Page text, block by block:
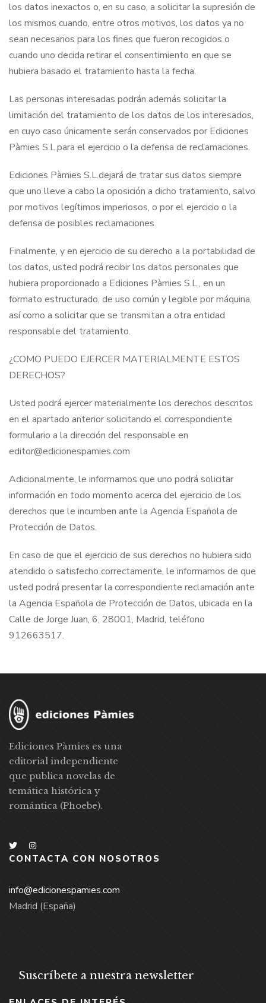
los datos inexactos o, en su caso, a solicitar la supresión de
los mismos cuando, entre otros motivos, los datos ya no
sean necesarios para los fines que fueron recogidos o
cuando uno decida retirar el consentimiento en que se
hubiera basado el tratamiento hasta la fecha.
Las personas interesadas podrán además solicitar la
limitación del tratamiento de los datos de los interesados,
en cuyo caso únicamente serán conservados por Ediciones
Pàmies S.L.para el ejercicio o la defensa de reclamaciones.
Ediciones Pàmies S.L.dejará de tratar sus datos siempre
que uno lleve a cabo la oposición a dicho tratamiento, salvo
por motivos legítimos imperiosos, o por el ejercicio o la
defensa de posibles reclamaciones.
Finalmente, y en ejercicio de su derecho a la portabilidad de
los datos, usted podrá recibir los datos personales que
hubiera proporcionado a Ediciones Pàmies S.L., en un
formato estructurado, de uso común y legible por máquina,
así como a solicitar que se transmitan a otra entidad
responsable del tratamiento.
¿COMO PUEDO EJERCER MATERIALMENTE ESTOS
DERECHOS?
Usted podrá ejercer materialmente los derechos descritos
en el apartado anterior solicitando el correspondiente
formulario a la dirección del responsable en
editor@edicionespamies.com
Adicionalmente, le informamos que uno podrá solicitar
información en todo momento acerca del ejercicio de los
derechos que le incumben ante la Agencia Española de
Protección de Datos.
En caso de que el ejercicio de sus derechos no hubiera sido
atendido o satisfecho correctamente, le informamos de que
usted podrá presentar la correspondiente reclamación ante
la Agencia Española de Protección de Datos, ubicada en la
Calle de Jorge Juan, 6, 28001, Madrid, teléfono
912663517.
Ediciones Pàmies es una
editorial independiente
que publica novelas de
temática histórica y
romántica (Phoebe).
CONTACTA CON NOSOTROS
info@edicionespamies.com
Madrid (España)
Suscríbete a nuestra newsletter